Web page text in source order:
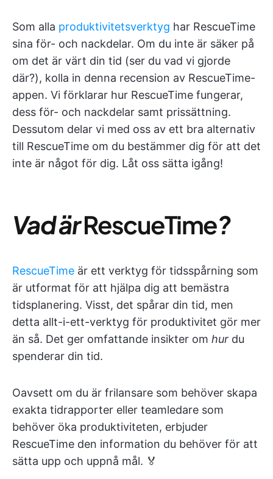
Som alla produktivitetsverktyg har RescueTime
sina för- och nackdelar. Om du inte är säker på
om det är värt din tid (ser du vad vi gjorde
där?), kolla in denna recension av RescueTime-
appen. Vi förklarar hur RescueTime fungerar,
dess för- och nackdelar samt prissättning.
Dessutom delar vi med oss av ett bra alternativ
till RescueTime om du bestämmer dig för att det
inte är något för dig. Låt oss sätta igång!
Vad ärRescueTime?
RescueTime är ett verktyg för tidsspårning som
är utformat för att hjälpa dig att bemästra
tidsplanering. Visst, det spårar din tid, men
detta allt-i-ett-verktyg för produktivitet gör mer
än så. Det ger omfattande insikter om hur du
spenderar din tid.
Oavsett om du är frilansare som behöver skapa
exakta tidrapporter eller teamledare som
behöver öka produktiviteten, erbjuder
RescueTime den information du behöver för att
sätta upp och uppnå mål. 🏅